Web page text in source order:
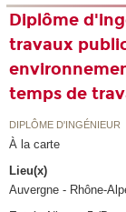
Diplôme
travaux
temps de
DIPLÔME D'INGÉNIEUR
À la carte
Lieu(x)
Auvergne - Rhône-